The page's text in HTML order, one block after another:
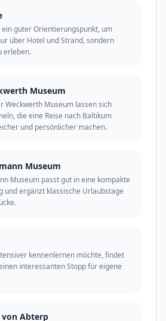
ein guter Orientierungspunkt, um
über Hotel und Strand, sondern
erleben.
Museum
Weckwerth Museum lassen sich
die eine Reise nach Baltikum
und persönlicher machen.
Museum
Museum passt gut in eine kompakte
und ergänzt klassische Urlaubstage
kennenlernen möchte, findet
interessanten Stopp für eigene
Abterp